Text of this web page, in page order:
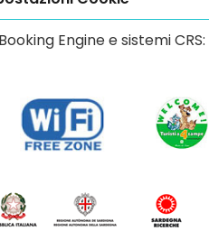
Engine e sistemi CRS: